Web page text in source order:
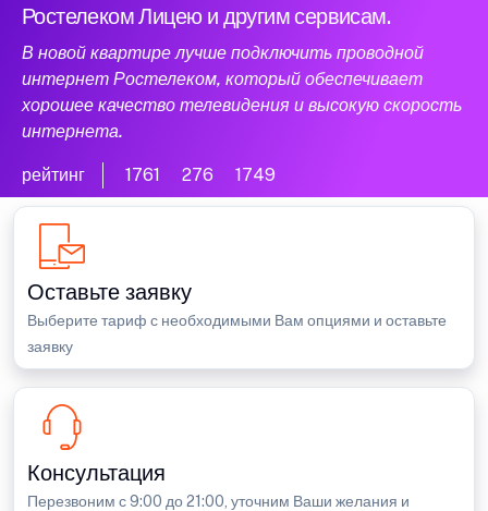
Ростелеком Лицею и другим сервисам.
В новой квартире лучше подключить проводной
интернет Ростелеком, который обеспечивает
хорошее качество телевидения и высокую скорость
интернета.
рейтинг 1761 276 1749
Оставьте заявку
Выберите тариф с необходимыми Вам опциями и оставьте
заявку
Консультация
Перезвоним с 9:00 до 21:00, уточним Ваши желания и